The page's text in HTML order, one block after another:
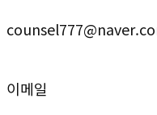
이메일